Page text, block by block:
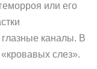
или его
глазные каналы. В
слез».